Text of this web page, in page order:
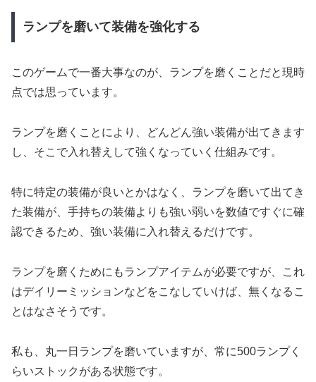
ランプを磨いて装備を強化する
このゲームで一番大事なのが、ランプを磨くことだと現時
点では思っています。
ランプを磨くことにより、どんどん強い装備が出てきます
し、そこで入れ替えして強くなっていく仕組みです。
特に特定の装備が良いとかはなく、ランプを磨いて出てき
た装備が、手持ちの装備よりも強い弱いを数値ですぐに確
認できるため、強い装備に入れ替えるだけです。
ランプを磨くためにもランプアイテムが必要ですが、これ
はデイリーミッションなどをこなしていけば、無くなるこ
とはなさそうです。
私も、丸一日ランプを磨いていますが、常に500ランプく
らいストックがある状態です。